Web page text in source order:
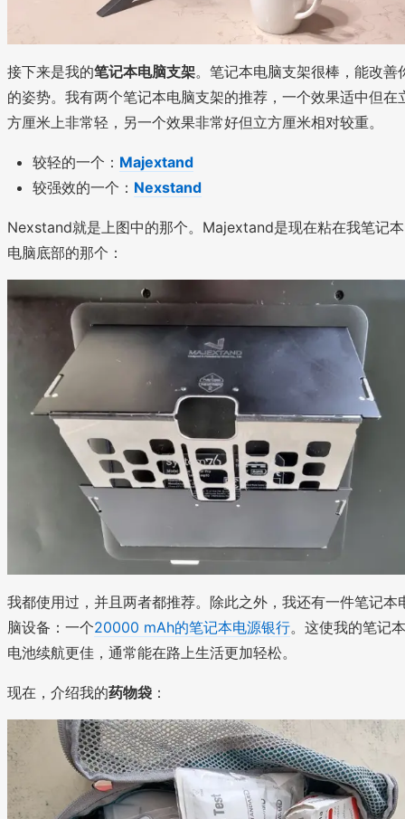
接下来是我的笔记本电脑支架。笔记本电脑支架很棒，能改善
的姿势。我有两个笔记本电脑支架的推荐，一个效果适中但在
方厘米上非常轻，另一个效果非常好但立方厘米相对较重。
较轻的一个： Majextand
较强效的一个： Nexstand
Nexstand就是上图中的那个。Majextand是现在粘在我笔记本
电脑底部的那个：
我都使用过，并且两者都推荐。除此之外，我还有一件笔记本
脑设备：一个20000 mAh的笔记本电源银行。这使我的笔记本
电池续航更佳，通常能在路上生活更加轻松。
现在，介绍我的药物袋 ：